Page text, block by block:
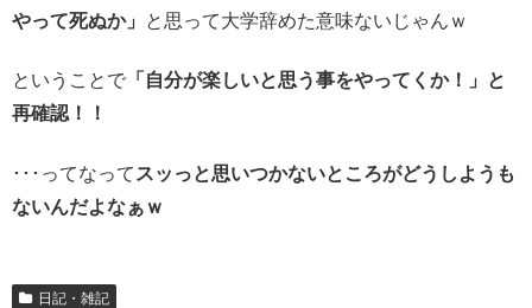
やって死ぬか」 と思って大学辞めた意味ないじゃんｗ
ということで 「自分が楽しいと思う事をやってくか！」と
再確認！！
･･･ってなって スッっと思いつかないところがどうしようも
ないんだよなぁｗ
日記・雑記